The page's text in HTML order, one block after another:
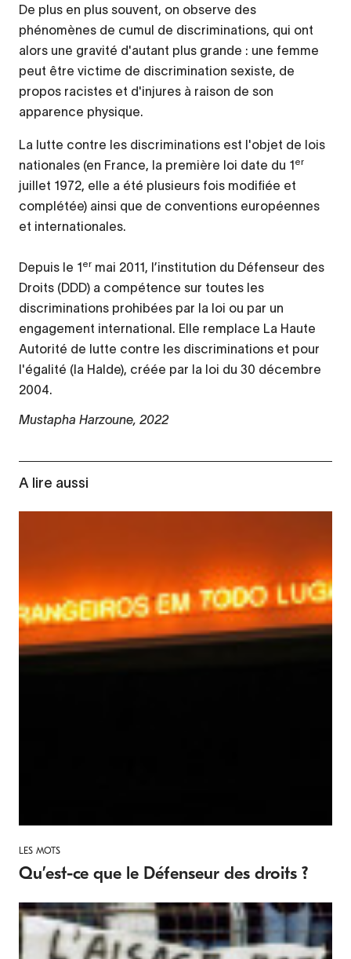
De plus en plus souvent, on observe des
phénomènes de cumul de discriminations, qui ont
alors une gravité d'autant plus grande : une femme
peut être victime de discrimination sexiste, de
propos racistes et d'injures à raison de son
apparence physique.
La lutte contre les discriminations est l'objet de lois
nationales (en France, la première loi date du 1er
juillet 1972, elle a été plusieurs fois modifiée et
complétée) ainsi que de conventions européennes
et internationales.
Depuis le 1er mai 2011, l’institution du Défenseur des
Droits (DDD) a compétence sur toutes les
discriminations prohibées par la loi ou par un
engagement international. Elle remplace La Haute
Autorité de lutte contre les discriminations et pour
l'égalité (la Halde), créée par la loi du 30 décembre
2004.
Mustapha Harzoune, 2022
A lire aussi
LES MOTS
Qu’est-ce que le Défenseur des droits ?